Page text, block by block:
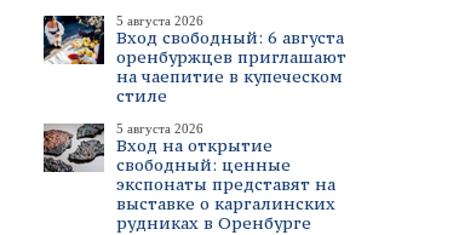
5 августа 2026
Вход свободный: 6 августа
оренбуржцев приглашают
на чаепитие в купеческом
стиле
5 августа 2026
Вход на открытие
свободный: ценные
экспонаты представят на
выставке о каргалинских
рудниках в Оренбурге